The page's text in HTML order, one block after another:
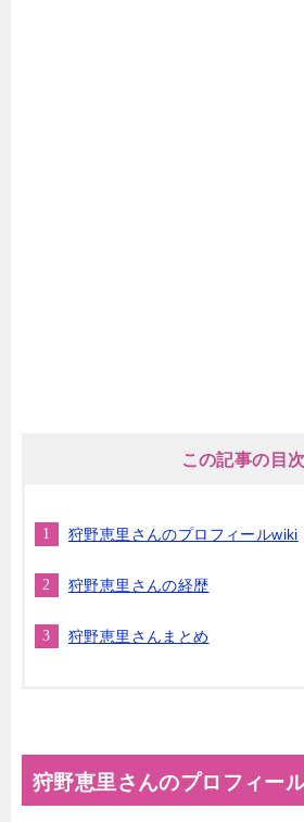
この記事の目次
狩野恵里さんのプロフィールwiki
狩野恵里さんの経歴
狩野恵里さんまとめ
狩野恵里さんのプロフィー